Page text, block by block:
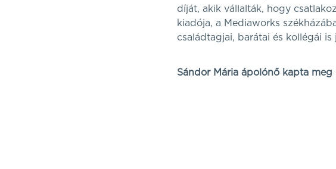
díját, akik vállalták, hogy
kiadója, a Mediaworks
családtagjai, barátai és kollégái is
Sándor Mária ápolónő kapta